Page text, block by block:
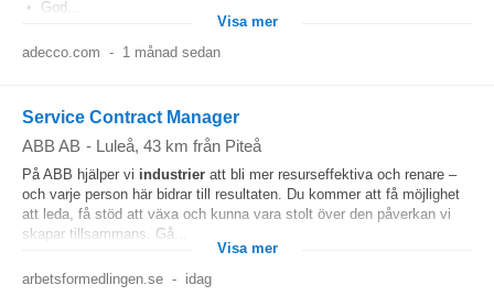
• God...
Visa mer
adecco.com - 1 månad sedan
Service Contract Manager
ABB AB - Luleå, 43 km från Piteå
På ABB hjälper vi industrier att bli mer resurseffektiva och renare –
och varje person här bidrar till resultaten. Du kommer att få möjlighet
att leda, få stöd att växa och kunna vara stolt över den påverkan vi
skapar tillsammans. Gå...
Visa mer
arbetsformedlingen.se - idag